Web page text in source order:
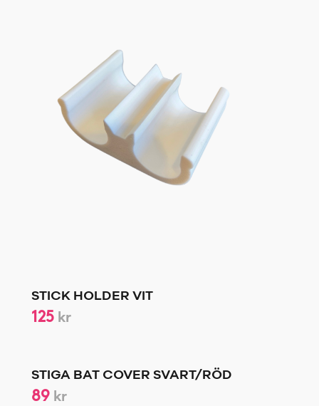
STICK HOLDER VIT
125 kr
STIGA BAT COVER SVART/RÖD
89 kr